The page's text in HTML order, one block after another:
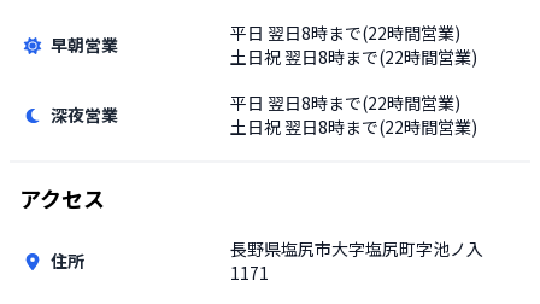
早朝営業 平日 翌日8時まで(22時間営業)
土日祝 翌日8時まで(22時間営業)
深夜営業 平日 翌日8時まで(22時間営業)
土日祝 翌日8時まで(22時間営業)
アクセス
住所
長野県塩尻市大字塩尻町字池ノ入
1171